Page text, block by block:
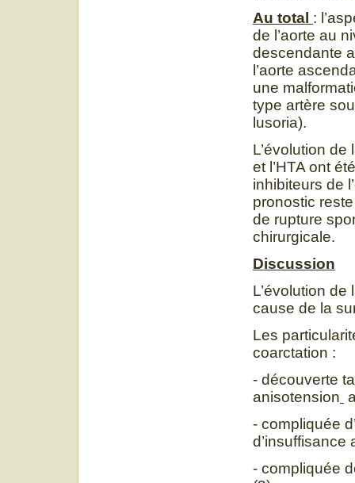
Au total :
de l’aorte au
descendante
l’aorte
une
type artère
lusoria).
L’évolution
et l’HTA ont
inhibiteurs de
pronostic
de rupture
chirurgicale.
Discussion
L’évolution
cause de la
Les
coarctation :
- découverte
anisotension
- compliquée
d’insuffisance
- compliquée